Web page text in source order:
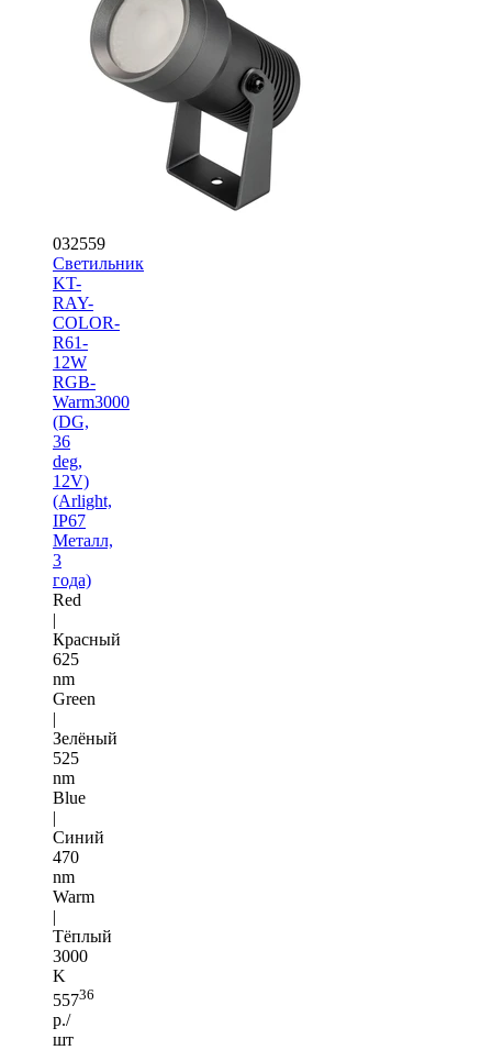
032559
Светильник
KT-
RAY-
COLOR-
R61-
12W
RGB-
Warm3000
(DG,
36
deg,
12V)
(Arlight,
IP67
Металл,
3
года)
Red
|
Красный
625
nm
Green
|
Зелёный
525
nm
Blue
|
Синий
470
nm
Warm
|
Тёплый
3000
K
55736
р./
шт